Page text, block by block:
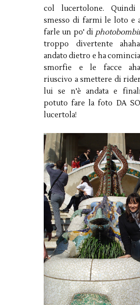
col lucertolone.
smesso di farmi le loto e
farle un po' di
troppo divertente
andato dietro e ha
smorfie e le facce
riuscivo a smettere di
lui se n'è andata e
potuto fare la foto DA
lucertola!